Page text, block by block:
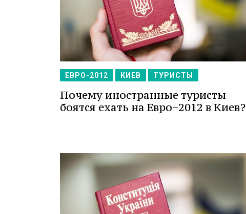
ЕВРО-2012 КИЕВ ТУРИСТЫ
Почему иностранные туристы
боятся ехать на Евро−2012 в Киев?